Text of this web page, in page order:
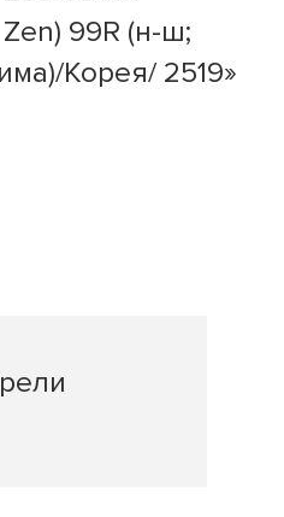
99R (н-ш;
Корея/ 2519»